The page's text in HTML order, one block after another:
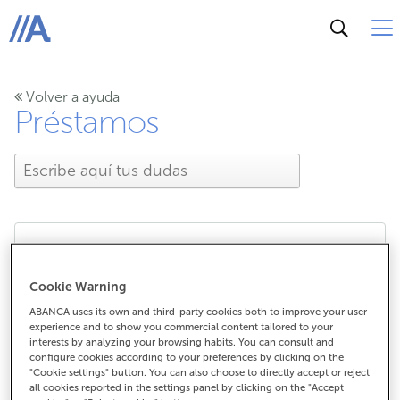
ABANCA
Volver a ayuda
Préstamos
¿Cómo puedo calcular la
cuota de un préstamo?
¿Cómo puedo calcular la cuota de un
Cookie Warning
ABANCA uses its own and third-party cookies both to improve your user
experience and to show you commercial content tailored to your
interests by analyzing your browsing habits. You can consult and
configure cookies according to your preferences by clicking on the
"Cookie settings" button. You can also choose to directly accept or reject
all cookies reported in the settings panel by clicking on the "Accept